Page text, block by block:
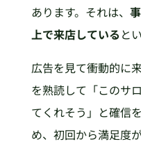
あります。それは、
上で来店している と
広告を見て衝動的に
を熟読して「このサ
てくれそう」と確信
め、初回から満足度